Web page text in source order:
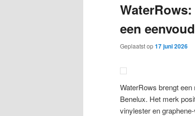
een
Geplaatst op17 juni 2026
WaterRows brengt
Benelux. Het merk
vinylester en